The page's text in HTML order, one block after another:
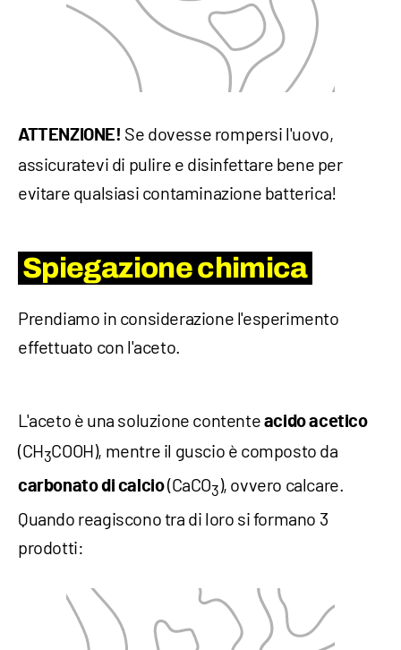
ATTENZIONE! Se dovesse rompersi l'uovo,
assicuratevi di pulire e disinfettare bene per
evitare qualsiasi contaminazione batterica!
Spiegazione chimica
Prendiamo in considerazione l'esperimento
effettuato con l'aceto.
L'aceto è una soluzione contente acido acetico
(CH3COOH), mentre il guscio è composto da
carbonato di calcio(CaCO3), ovvero calcare.
Quando reagiscono tra di loro si formano 3
prodotti: